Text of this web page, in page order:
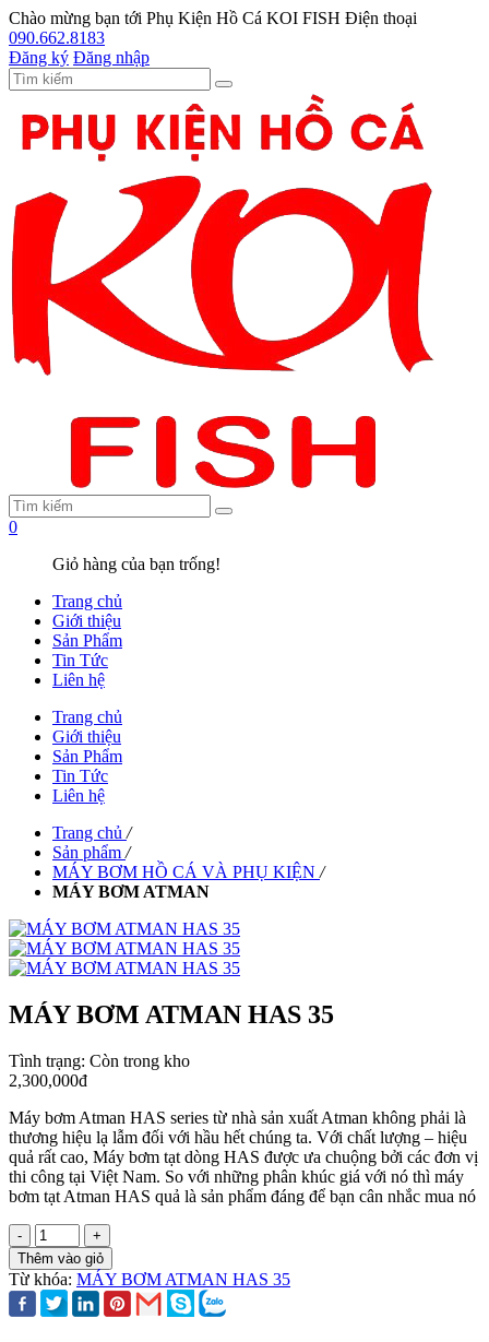
Chào mừng bạn tới Phụ Kiện Hồ Cá KOI FISH Điện thoại
090.662.8183
Đăng ký Đăng nhập
0
Giỏ hàng của bạn trống!
Trang chủ
Giới thiệu
Sản Phẩm
Tin Tức
Liên hệ
Trang chủ
Giới thiệu
Sản Phẩm
Tin Tức
Liên hệ
Trang chủ /
Sản phẩm /
MÁY BƠM HỒ CÁ VÀ PHỤ KIỆN /
MÁY BƠM ATMAN
MÁY BƠM ATMAN HAS 35
Tình trạng: Còn trong kho
2,300,000đ
Máy bơm Atman HAS series từ nhà sản xuất Atman không phải là
thương hiệu lạ lẫm đối với hầu hết chúng ta. Với chất lượng – hiệu
quả rất cao, Máy bơm tạt dòng HAS được ưa chuộng bởi các đơn vị
thi công tại Việt Nam. So với những phân khúc giá với nó thì máy
bơm tạt Atman HAS quả là sản phẩm đáng để bạn cân nhắc mua nó
-
+
Thêm vào giỏ
Từ khóa: MÁY BƠM ATMAN HAS 35